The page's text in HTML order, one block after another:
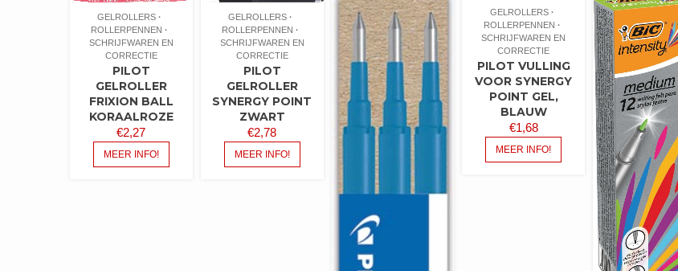
GELROLLERS
ROLLERPENNEN
SCHRIJFWAREN EN
CORRECTIE
PILOT
GELROLLER
FRIXION BALL
KORAALROZE
€2,27
MEER INFO!
GELROLLERS
ROLLERPENNEN
SCHRIJFWAREN EN
CORRECTIE
PILOT
GELROLLER
SYNERGY POINT
ZWART
€2,78
MEER INFO!
GELROLLERS
ROLLERPENNEN
SCHRIJFWAREN EN
CORRECTIE
PILOT VULLING
VOOR SYNERGY
POINT GEL,
BLAUW
€1,68
MEER INFO!